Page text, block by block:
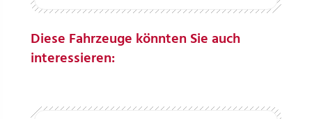
Diese Fahrzeuge könnten Sie auch
interessieren: